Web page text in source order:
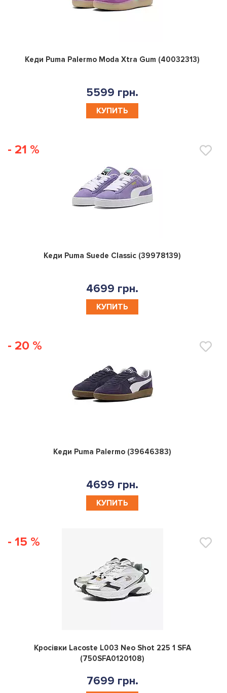
0
Кеди Puma Palermo Moda Xtra Gum (40032313)
5599 грн.
КУПИТЬ
- 21 %
0
Кеди Puma Suede Classic (39978139)
4699 грн.
КУПИТЬ
- 20 %
0
Кеди Puma Palermo (39646383)
4699 грн.
КУПИТЬ
- 15 %
0
Кросівки Lacoste L003 Neo Shot 225 1 SFA
(750SFA0120108)
7699 грн.